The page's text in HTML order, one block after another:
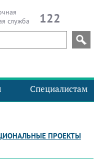
служба
122
Специалистам
ПРОЕКТЫ